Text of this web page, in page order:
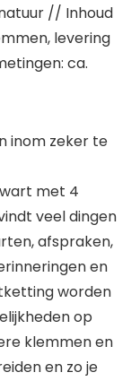
// Inhoud
levering
ca.
inom zeker te
met 4
veel dingen
afspraken,
en
worden
op
klemmen en
en zo je